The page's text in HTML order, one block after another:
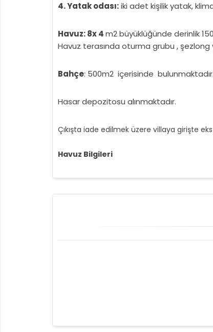
4. Yatak odası:iki adet kişilik yatak,
Havuz: 8x 4m2 büyüklüğünde derinlik
Havuz terasında oturma grubu ,
Bahçe: 500m2 içerisinde bulunmaktadır.
Hasar depozitosu alınmaktadır.
Çıkışta iade edilmek üzere villaya girişte
Havuz Bilgileri